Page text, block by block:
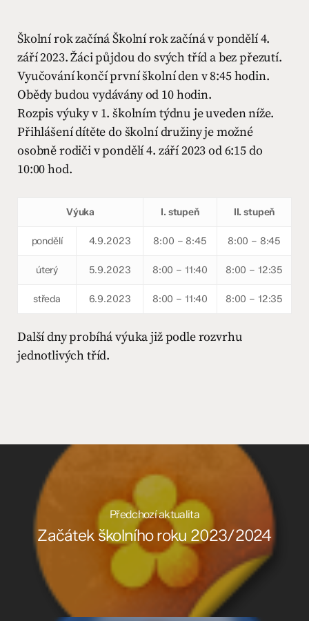
Školní rok začíná Školní rok začíná v pondělí 4.
září 2023. Žáci půjdou do svých tříd a bez přezutí.
Vyučování končí první školní den v 8:45 hodin.
Obědy budou vydávány od 10 hodin.
Rozpis výuky v 1. školním týdnu je uveden níže.
Přihlášení dítěte do školní družiny je možné
osobně rodiči v pondělí 4. září 2023 od 6:15 do
10:00 hod.
Výuka I. stupeň II. stupeň
pondělí 4.9.2023 8:00 – 8:45 8:00 – 8:45
úterý 5.9.2023 8:00 – 11:40 8:00 – 12:35
středa 6.9.2023 8:00 – 11:40 8:00 – 12:35
Další dny probíhá výuka již podle rozvrhu
jednotlivých tříd.
Předchozí aktualita
Začátek školního roku 2023/2024